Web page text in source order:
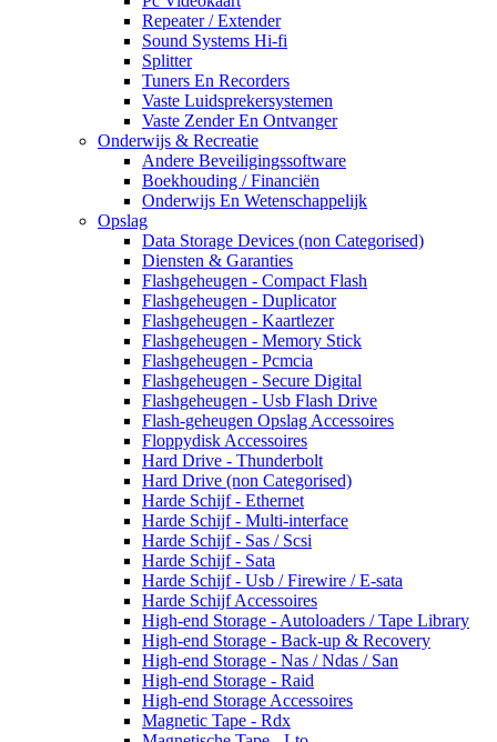
Repeater / Extender
Sound Systems Hi-fi
Splitter
Tuners En Recorders
Vaste Luidsprekersystemen
Vaste Zender En Ontvanger
Onderwijs & Recreatie
Andere Beveiligingssoftware
Boekhouding / Financiën
Onderwijs En Wetenschappelijk
Opslag
Data Storage Devices (non Categorised)
Diensten & Garanties
Flashgeheugen - Compact Flash
Flashgeheugen - Duplicator
Flashgeheugen - Kaartlezer
Flashgeheugen - Memory Stick
Flashgeheugen - Pcmcia
Flashgeheugen - Secure Digital
Flashgeheugen - Usb Flash Drive
Flash-geheugen Opslag Accessoires
Floppydisk Accessoires
Hard Drive - Thunderbolt
Hard Drive (non Categorised)
Harde Schijf - Ethernet
Harde Schijf - Multi-interface
Harde Schijf - Sas / Scsi
Harde Schijf - Sata
Harde Schijf - Usb / Firewire / E-sata
Harde Schijf Accessoires
High-end Storage - Autoloaders / Tape Library
High-end Storage - Back-up & Recovery
High-end Storage - Nas / Ndas / San
High-end Storage - Raid
High-end Storage Accessoires
Magnetic Tape - Rdx